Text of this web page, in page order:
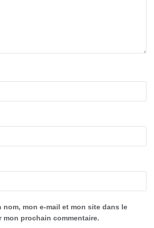
nom, mon e-mail et mon site dans le
mon prochain commentaire.